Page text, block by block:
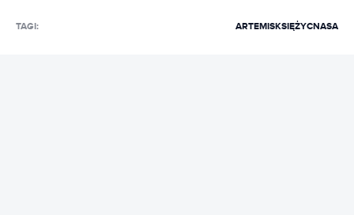
TAGI: ARTEMISKSIĘŻYCNASA